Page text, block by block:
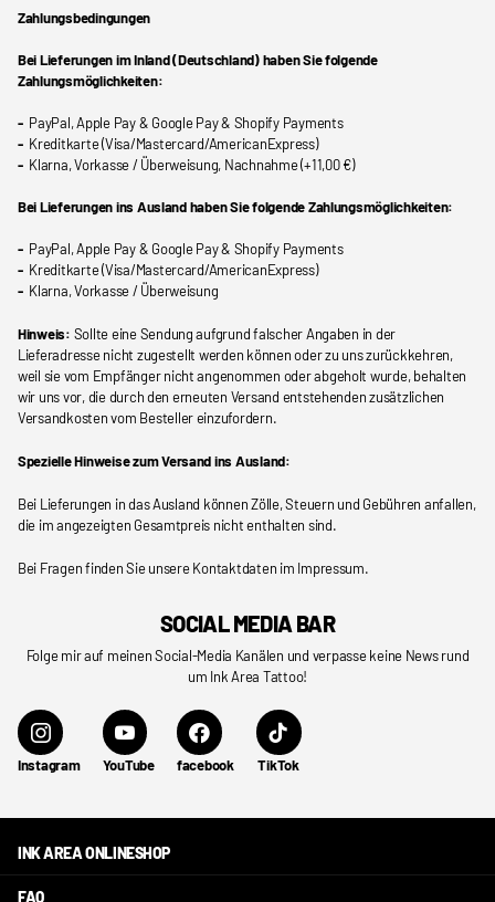
Zahlungsbedingungen
Bei Lieferungen im Inland (Deutschland) haben Sie folgende
Zahlungsmöglichkeiten:
-PayPal, Apple Pay & Google Pay & Shopify Payments
- Kreditkarte (Visa/Mastercard/AmericanExpress)
-Klarna, Vorkasse / Überweisung, Nachnahme (+11,00 €)
Bei Lieferungen ins Ausland haben Sie folgende Zahlungsmöglichkeiten:
-PayPal, Apple Pay & Google Pay & Shopify Payments
- Kreditkarte (Visa/Mastercard/AmericanExpress)
-Klarna, Vorkasse / Überweisung
Hinweis: Sollte eine Sendung aufgrund falscher Angaben in der
Lieferadresse nicht zugestellt werden können oder zu uns zurückkehren,
weil sie vom Empfänger nicht angenommen oder abgeholt wurde, behalten
wir uns vor, die durch den erneuten Versand entstehenden zusätzlichen
Versandkosten vom Besteller einzufordern.
Spezielle Hinweise zum Versand ins Ausland:
Bei Lieferungen in das Ausland können Zölle, Steuern und Gebühren anfallen,
die im angezeigten Gesamtpreis nicht enthalten sind.
Bei Fragen finden Sie unsere Kontaktdaten im Impressum.
SOCIAL MEDIA BAR
Folge mir auf meinen Social-Media Kanälen und verpasse keine News rund
um Ink Area Tattoo!
Instagram YouTube facebook TikTok
INK AREA ONLINESHOP
FAQ